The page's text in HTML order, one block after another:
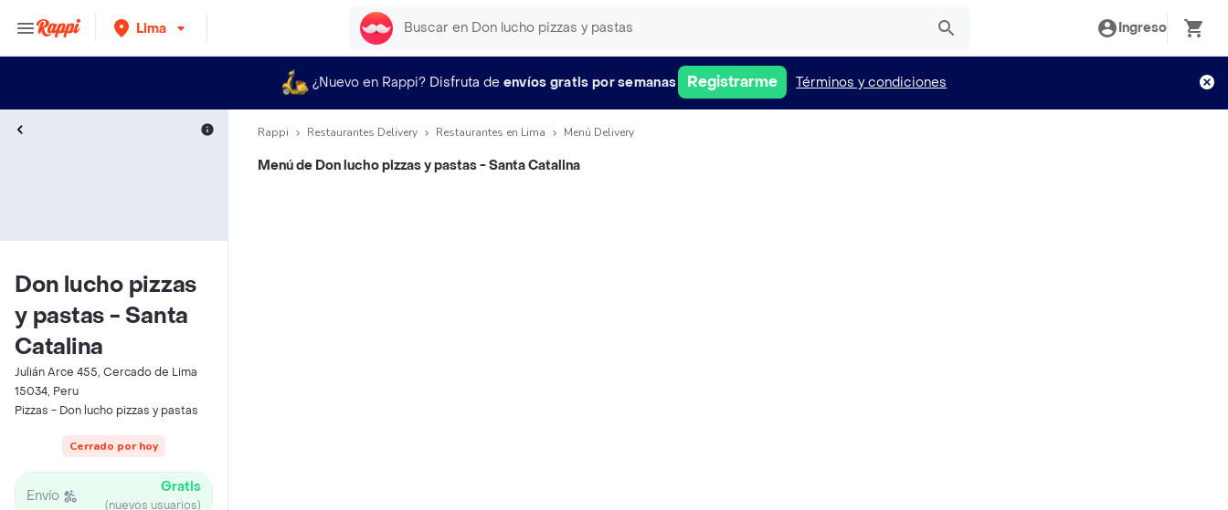
Lima Ingreso
¿Nuevo en Rappi? Disfruta de envíos gratis por semanas Registrarme Términos y condiciones
Don lucho pizzas
y pastas - Santa
Catalina
Julián Arce 455, Cercado de Lima
15034, Peru
Pizzas - Don lucho pizzas y pastas
Cerrado por hoy
Envío Gratis
(nuevos usuarios)
Rappi Restaurantes Delivery Restaurantes en Lima Menú Delivery
Menú de Don lucho pizzas y pastas - Santa Catalina